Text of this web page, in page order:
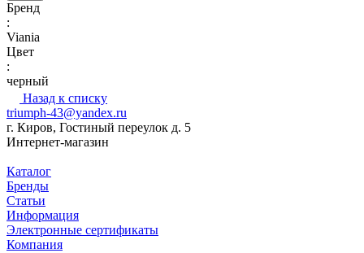
Бренд
:
Viania
Цвет
:
черный
Назад к списку
triumph-43@yandex.ru
г. Киров, Гостиный переулок д. 5
Интернет-магазин
Каталог
Бренды
Статьи
Информация
Электронные сертификаты
Компания